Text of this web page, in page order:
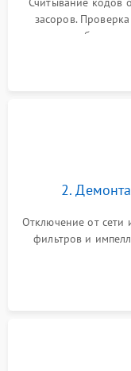
засоров.
жалоб на
2.
Отключение от сети
фильтров и